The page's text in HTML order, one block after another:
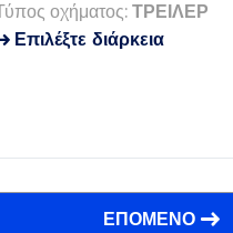
οχήματος: ΤΡΕΙΛΕΡ
Επιλέξτε διάρκεια
ΕΠΟΜΕΝΟ